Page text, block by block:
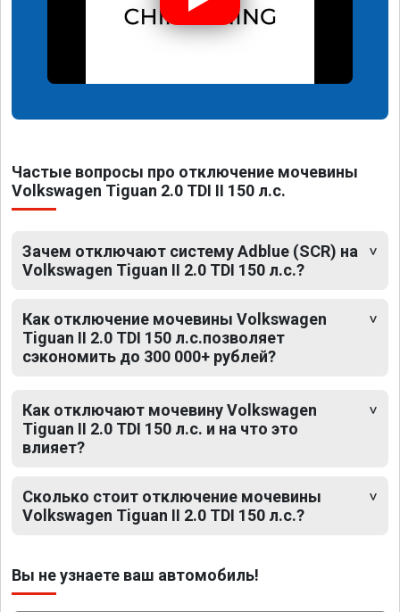
Частые вопросы про отключение мочевины
Volkswagen Tiguan 2.0 TDI II 150 л.с.
Зачем отключают систему Adblue (SCR) на
Volkswagen Tiguan II 2.0 TDI 150 л.с.?
Как отключение мочевины Volkswagen
Tiguan II 2.0 TDI 150 л.с.позволяет
сэкономить до 300 000+ рублей?
Как отключают мочевину Volkswagen
Tiguan II 2.0 TDI 150 л.с. и на что это
влияет?
Сколько стоит отключение мочевины
Volkswagen Tiguan II 2.0 TDI 150 л.с.?
Вы не узнаете ваш автомобиль!